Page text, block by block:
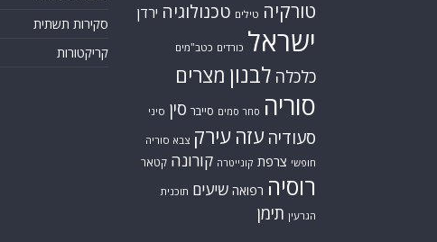
טורקיה טילים טכנולוגיה ירדן
ישראל כורדים כטב"מים
כלכלה לבנון מצרים
סוריה סחר סמים סייבר סין סיני
סעודיה עזה עירק צבא סוריה
חופשי צרפת קונייטרה קורונה קטאר
רוסיה רפואה שיעים תוכנית
הגרעין תימן
סקירות תשתית
קריקטורות